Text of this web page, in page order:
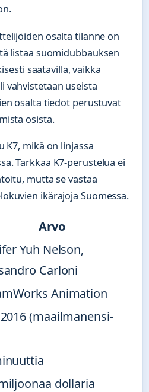
osalta tilanne on
listaa suomidubbauksen
saatavilla, vaikka
vahvistetaan useista
osalta tiedot perustuvat
osista.
mikä on linjassa
Tarkkaa K7-perustelua ei
mutta se vastaa
ikärajoja Suomessa.
Arvo
Yuh Nelson,
Carloni
Animation
(maailmanensi-
dollaria